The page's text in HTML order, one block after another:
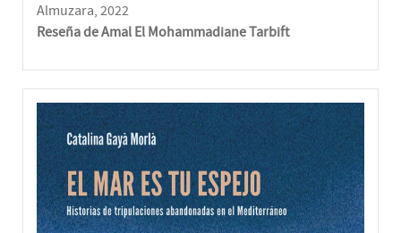
Almuzara, 2022
Reseña de Amal El Mohammadiane Tarbift